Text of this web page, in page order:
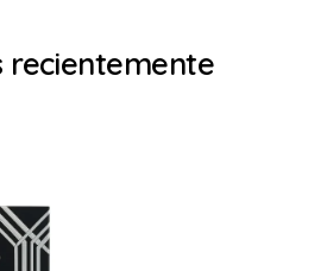
recientemente